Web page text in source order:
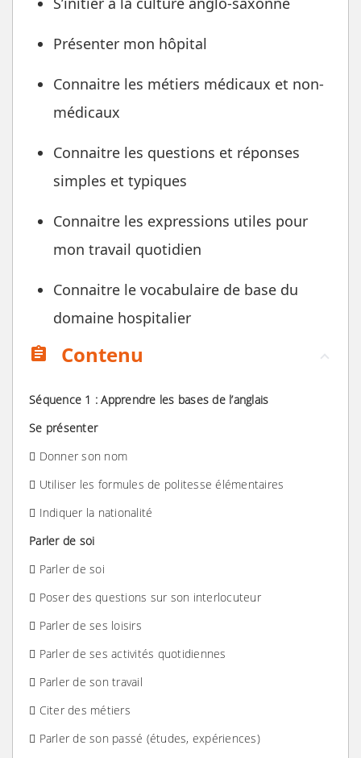
Présenter mon hôpital
Connaitre les métiers médicaux et non-
médicaux
Connaitre les questions et réponses
simples et typiques
Connaitre les expressions utiles pour
mon travail quotidien
Connaitre le vocabulaire de base du
domaine hospitalier
assignment
Contenu
Séquence 1 : Apprendre les bases de l’anglais
Se présenter
 Donner son nom
 Utiliser les formules de politesse élémentaires
 Indiquer la nationalité
Parler de soi
 Parler de soi
 Poser des questions sur son interlocuteur
 Parler de ses loisirs
 Parler de ses activités quotidiennes
 Parler de son travail
 Citer des métiers
 Parler de son passé (études, expériences)